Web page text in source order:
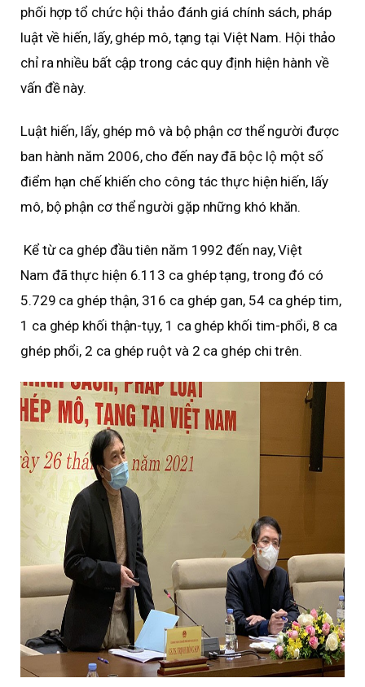
phối hợp tổ chức hội thảo đánh giá chính sách, pháp
luật về hiến, lấy, ghép mô, tạng tại Việt Nam. Hội thảo
chỉ ra nhiều bất cập trong các quy định hiện hành về
vấn đề này.
Luật hiến, lấy, ghép mô và bộ phận cơ thể người được
ban hành năm 2006, cho đến nay đã bộc lộ một số
điểm hạn chế khiến cho công tác thực hiện hiến, lấy
mô, bộ phận cơ thể người gặp những khó khăn.
Kể từ ca ghép đầu tiên năm 1992 đến nay, Việt
Nam đã thực hiện 6.113 ca ghép tạng, trong đó có
5.729 ca ghép thận, 316 ca ghép gan, 54 ca ghép tim,
1 ca ghép khối thận-tụy, 1 ca ghép khối tim-phổi, 8 ca
ghép phổi, 2 ca ghép ruột và 2 ca ghép chi trên.